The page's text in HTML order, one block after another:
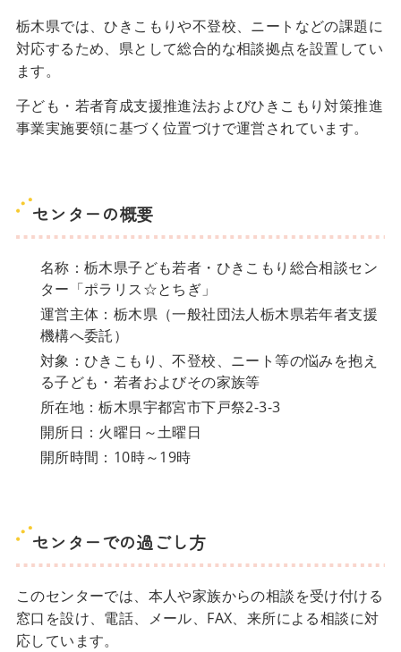
栃木県では、ひきこもりや不登校、ニートなどの課題に
対応するため、県として総合的な相談拠点を設置してい
ます。
子ども・若者育成支援推進法およびひきこもり対策推進
事業実施要領に基づく位置づけで運営されています。
センターの概要
名称：栃木県子ども若者・ひきこもり総合相談セン
ター「ポラリス☆とちぎ」
運営主体：栃木県（一般社団法人栃木県若年者支援
機構へ委託）
対象：ひきこもり、不登校、ニート等の悩みを抱え
る子ども・若者およびその家族等
所在地：栃木県宇都宮市下戸祭2-3-3
開所日：火曜日～土曜日
開所時間：10時～19時
センターでの過ごし方
このセンターでは、本人や家族からの相談を受け付ける
窓口を設け、電話、メール、FAX、来所による相談に対
応しています。